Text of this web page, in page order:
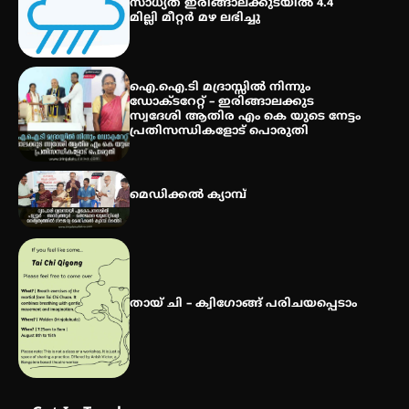
2026 കവിതാ ചർച്ച കാട്ടൂർ, ടി. കെ.
ബാലൻ ഹാളിൽ 16ന്
സാധ്യത ഇരിങ്ങാലക്കുടയിൽ 4.4
മില്ലി മീറ്റർ മഴ ലഭിച്ചു
ഐ.ഐ.ടി മദ്രാസ്സിൽ നിന്നും
ഡോക്ടറേറ്റ് – ഇരിങ്ങാലക്കുട
സ്വദേശി ആതിര എം കെ യുടെ നേട്ടം
പ്രതിസന്ധികളോട് പൊരുതി
മെഡിക്കൽ ക്യാമ്പ്
തായ് ചി – ക്വിഗോങ്ങ് പരിചയപ്പെടാം